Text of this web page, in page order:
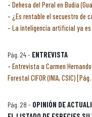
Dehesa del Peral en Budia
¿Es rentable el secuestro de
La inteligencia artificial ya
Pág. 24 - ENTREVISTA
Entrevista a Carmen
Forestal CIFOR (INIA, CSIC)
Pág. 28 - OPINIÓN DE